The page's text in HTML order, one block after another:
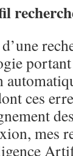
ces
mes